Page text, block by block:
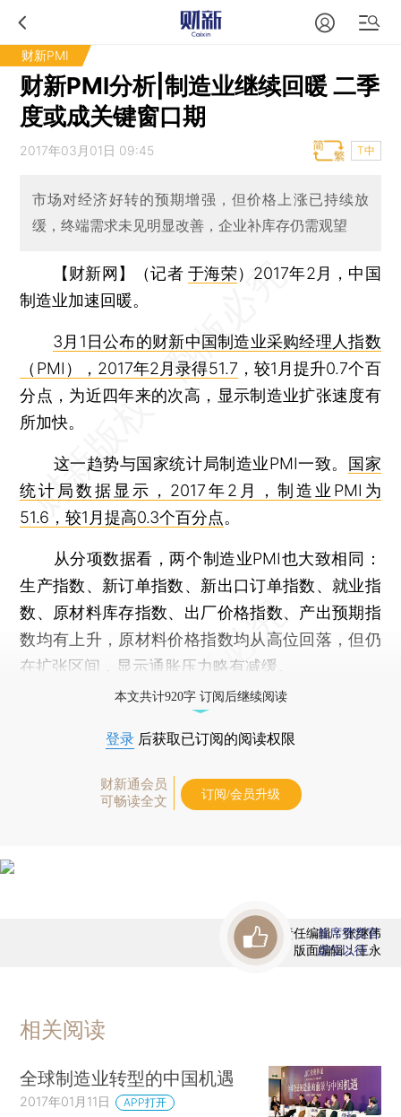
财新PMI
财新PMI分析|制造业继续回暖 二季
度或成关键窗口期
2017年03月01日 09:45 T中
市场对经济好转的预期增强，但价格上涨已持续放
缓，终端需求未见明显改善，企业补库存仍需观望
【财新网】（记者于海荣） 2017年2月，中国
制造业加速回暖。
3月1日公布的财新中国制造业采购经理人指数
（PMI），2017年2月录得51.7 ，较1月提升0.7个百
分点，为近四年来的次高，显示制造业扩张速度有
所加快。
这一趋势与国家统计局制造业PMI一致。 国家
统计局数据显示，2017年2月，制造业PMI为
51.6，较1月提高0.3个百分点。
从分项数据看，两个制造业PMI也大致相同：
生产指数、新订单指数、新出口订单指数、就业指
数、原材料库存指数、出厂价格指数、产出预期指
数均有上升，原材料价格指数均从高位回落，但仍
在扩张区间，显示通胀压力略有减缓。
本文共计920字 订阅后继续阅读
登录 后获取已订阅的阅读权限
财新通会员
可畅读全文
订阅/会员升级
责任编辑：张继伟
版面编辑：王永
首席赞赏官
虚位以待
相关阅读
全球制造业转型的中国机遇
2017年01月11日 APP打开